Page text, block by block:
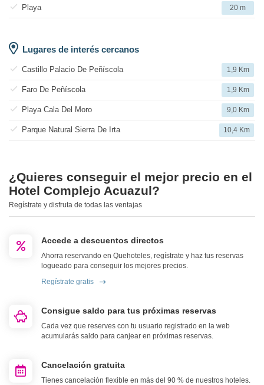
Playa 20 m
Lugares de interés cercanos
Castillo Palacio De Peñíscola 1,9 Km
Faro De Peñíscola 1,9 Km
Playa Cala Del Moro 9,0 Km
Parque Natural Sierra De Irta 10,4 Km
¿Quieres conseguir el mejor precio en el
Hotel Complejo Acuazul?
Regístrate y disfruta de todas las ventajas
Accede a descuentos directos
Ahorra reservando en Quehoteles, regístrate y haz tus reservas
logueado para conseguir los mejores precios.
Regístrate gratis
Consigue saldo para tus próximas reservas
Cada vez que reserves con tu usuario registrado en la web
acumularás saldo para canjear en próximas reservas.
Cancelación gratuita
Tienes cancelación flexible en más del 90 % de nuestros hoteles.